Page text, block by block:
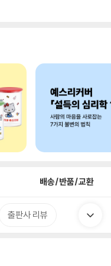
배송/반품/교환
출판사 리뷰